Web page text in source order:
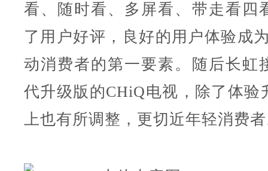
看、随时看、多屏看、带走看四
了用户好评，良好的用户体验成
动消费者的第一要素。随后长虹
代升级版的CHiQ电视，除了体验
上也有所调整，更切近年轻消费